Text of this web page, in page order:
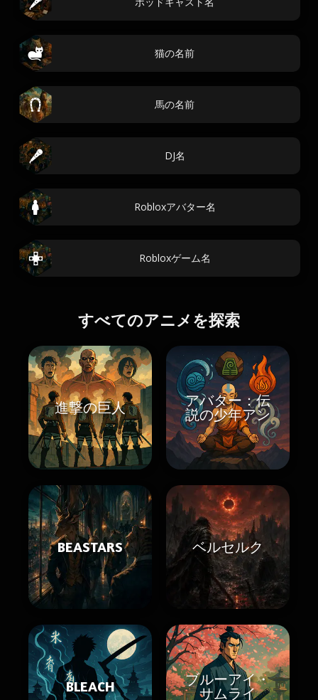
猫の名前
馬の名前
DJ名
Robloxアバター名
Robloxゲーム名
すべてのアニメを探索
進撃の巨人
アバター：伝
説の少年アン
BEASTARS ベルセルク
BLEACH
ブルーアイ・
サムライ